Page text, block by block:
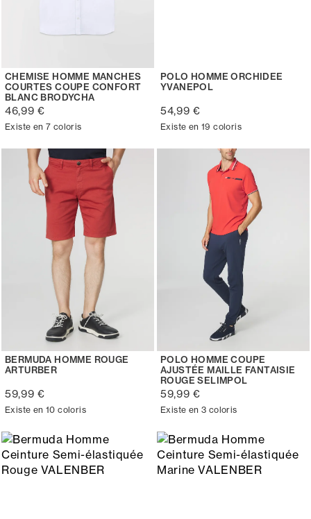
CHEMISE HOMME MANCHES
COURTES COUPE CONFORT
BLANC BRODYCHA
46,99 €
Existe en 7 coloris
POLO HOMME ORCHIDEE
YVANEPOL
54,99 €
Existe en 19 coloris
BERMUDA HOMME ROUGE
ARTURBER
59,99 €
Existe en 10 coloris
POLO HOMME COUPE
AJUSTÉE MAILLE FANTAISIE
ROUGE SELIMPOL
59,99 €
Existe en 3 coloris